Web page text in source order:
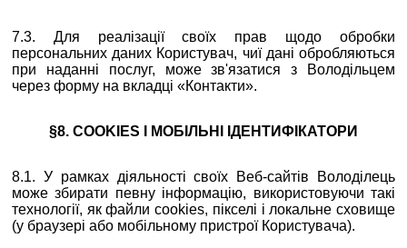
7.3. Для реалізації своїх прав щодо обробки
персональних даних Користувач, чиї дані обробляються
при наданні послуг, може зв'язатися з Володільцем
через форму на вкладці «Контакти».
§8. COOKIES І МОБІЛЬНІ ІДЕНТИФІКАТОРИ
8.1. У рамках діяльності своїх Веб-сайтів Володілець
може збирати певну інформацію, використовуючи такі
технології, як файли cookies, пікселі і локальне сховище
(у браузері або мобільному пристрої Користувача).